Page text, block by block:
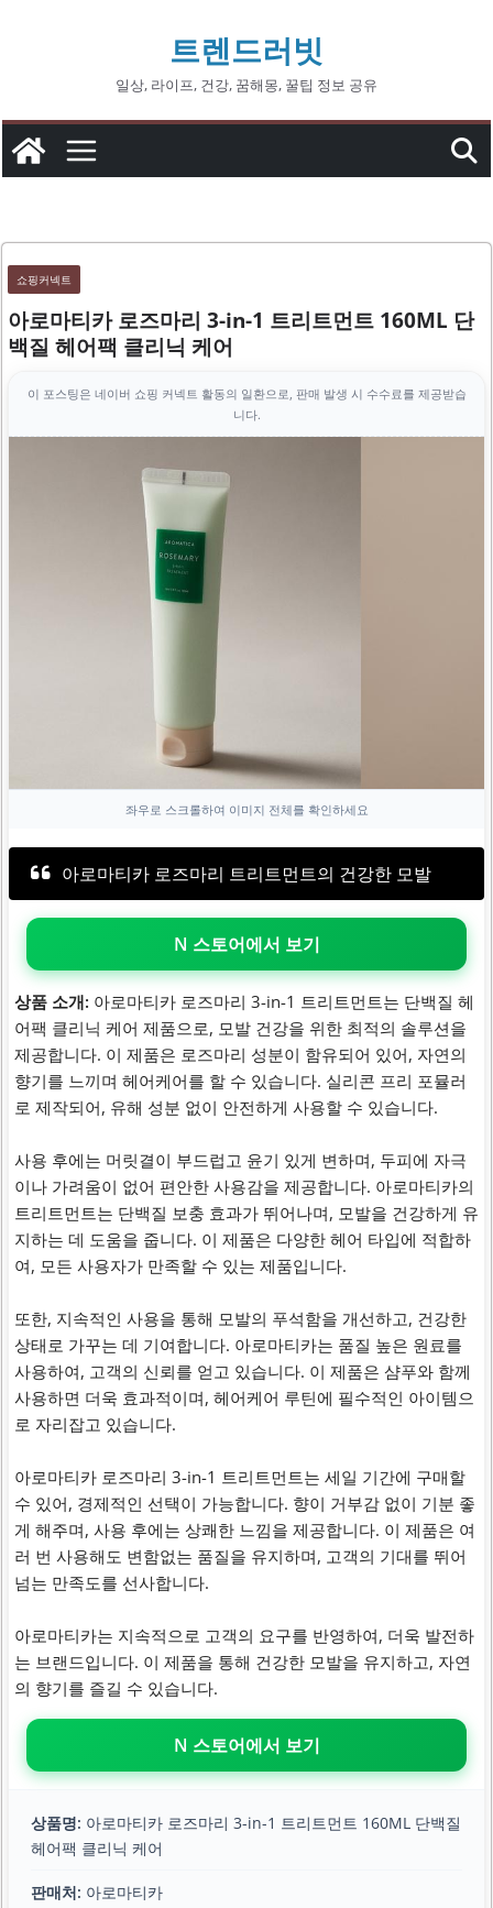
트렌드러빗
일상, 라이프, 건강, 꿈해몽, 꿀팁 정보 공유
쇼핑커넥트
아로마티카 로즈마리 3-in-1 트리트먼트 160ML 단
백질 헤어팩 클리닉 케어
이 포스팅은 네이버 쇼핑 커넥트 활동의 일환으로, 판매 발생 시 수수료를 제공받습
니다.
좌우로 스크롤하여 이미지 전체를 확인하세요
아로마티카 로즈마리 트리트먼트의 건강한 모발
N 스토어에서 보기
상품 소개: 아로마티카 로즈마리 3-in-1 트리트먼트는 단백질 헤
어팩 클리닉 케어 제품으로, 모발 건강을 위한 최적의 솔루션을
제공합니다. 이 제품은 로즈마리 성분이 함유되어 있어, 자연의
향기를 느끼며 헤어케어를 할 수 있습니다. 실리콘 프리 포뮬러
로 제작되어, 유해 성분 없이 안전하게 사용할 수 있습니다.
사용 후에는 머릿결이 부드럽고 윤기 있게 변하며, 두피에 자극
이나 가려움이 없어 편안한 사용감을 제공합니다. 아로마티카의
트리트먼트는 단백질 보충 효과가 뛰어나며, 모발을 건강하게 유
지하는 데 도움을 줍니다. 이 제품은 다양한 헤어 타입에 적합하
여, 모든 사용자가 만족할 수 있는 제품입니다.
또한, 지속적인 사용을 통해 모발의 푸석함을 개선하고, 건강한
상태로 가꾸는 데 기여합니다. 아로마티카는 품질 높은 원료를
사용하여, 고객의 신뢰를 얻고 있습니다. 이 제품은 샴푸와 함께
사용하면 더욱 효과적이며, 헤어케어 루틴에 필수적인 아이템으
로 자리잡고 있습니다.
아로마티카 로즈마리 3-in-1 트리트먼트는 세일 기간에 구매할
수 있어, 경제적인 선택이 가능합니다. 향이 거부감 없이 기분 좋
게 해주며, 사용 후에는 상쾌한 느낌을 제공합니다. 이 제품은 여
러 번 사용해도 변함없는 품질을 유지하며, 고객의 기대를 뛰어
넘는 만족도를 선사합니다.
아로마티카는 지속적으로 고객의 요구를 반영하여, 더욱 발전하
는 브랜드입니다. 이 제품을 통해 건강한 모발을 유지하고, 자연
의 향기를 즐길 수 있습니다.
N 스토어에서 보기
상품명: 아로마티카 로즈마리 3-in-1 트리트먼트 160ML 단백질
헤어팩 클리닉 케어
판매처: 아로마티카